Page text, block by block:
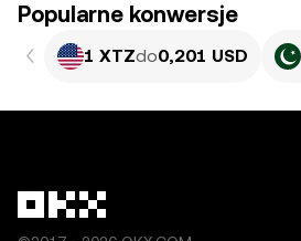
Popularne konwersje
1 XTZdo0,201 USD